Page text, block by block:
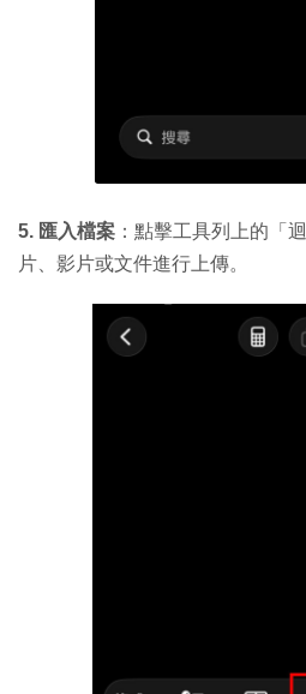
5. 匯入檔案 ：點擊工具列上的「
片、影片或文件進行上傳。